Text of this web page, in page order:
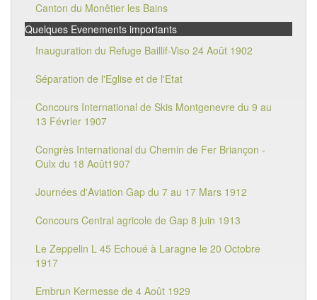
Canton du Monêtier les Bains
Quelques Evenements importants
Inauguration du Refuge Baillif-Viso 24 Août 1902
Séparation de l'Eglise et de l'Etat
Concours International de Skis Montgenevre du 9 au
13 Février 1907
Congrès International du Chemin de Fer Briançon -
Oulx du 18 Août1907
Journées d'Aviation Gap du 7 au 17 Mars 1912
Concours Central agricole de Gap 8 juin 1913
Le Zeppelin L 45 Echoué à Laragne le 20 Octobre
1917
Embrun Kermesse de 4 Août 1929